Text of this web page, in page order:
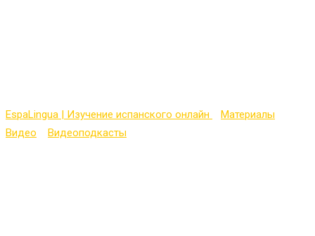
EspaLingua | Изучение испанского онлайн Материалы
Видео
Видеоподкасты